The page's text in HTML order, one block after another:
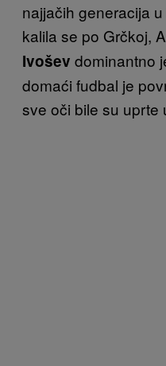
najjačih generacija
kalila se po Grčkoj,
Ivošev dominantno
domaći fudbal je
sve oči bile su uprte